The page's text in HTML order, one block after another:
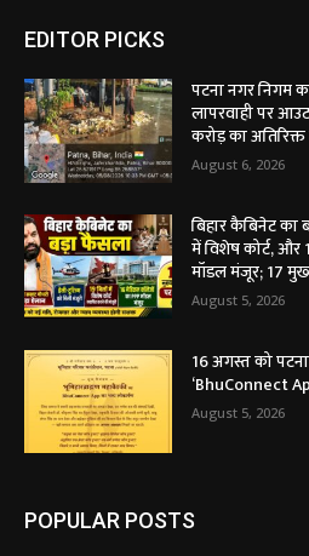
EDITOR PICKS
पटना नगर निगम
लापरवाही पर
करोड़ का
August 6, 2026
बिहार कैबिनेट का
में विशेष कोर्ट,
मॉडल मंजूर; 17
August 5, 2026
16 अगस्त को
‘BhuConnect
August 5, 2026
POPULAR POSTS